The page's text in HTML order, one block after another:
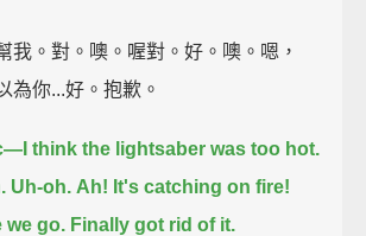
我。對。噢。喔對。好。噢。嗯，
為你...好。抱歉。
I think the lightsaber was too hot.
Uh-oh. Ah! It's catching on fire!
we go. Finally got rid of it.